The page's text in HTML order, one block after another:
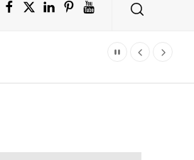
Facebook
X LinkedIn
PinterestYouTube